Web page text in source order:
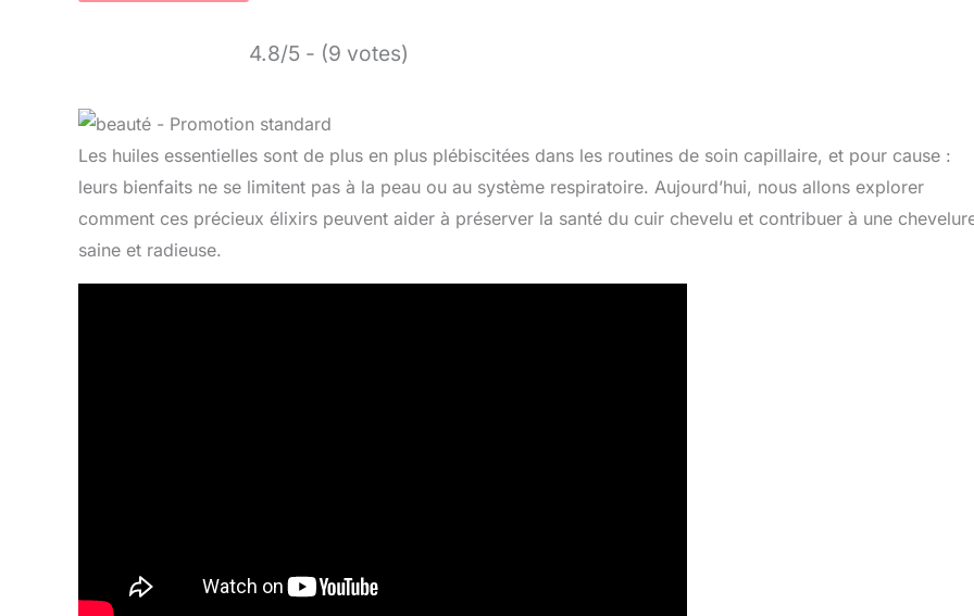
4.8/5 - (9 votes)
Les huiles essentielles sont de plus en plus plébiscitées dans les routines de soin capillaire, et pour cause :
leurs bienfaits ne se limitent pas à la peau ou au système respiratoire. Aujourd’hui, nous allons explorer
comment ces précieux élixirs peuvent aider à préserver la santé du cuir chevelu et contribuer à une
saine et radieuse.